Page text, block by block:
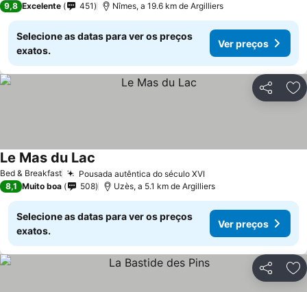
9,8 Excelente 451 Nîmes, a 19.6 km de Argilliers
Selecione as datas para ver os preços
exatos.
Ver preços
Partilhar
Bed & Breakfast Pousada autêntica do século XVI
Le Mas du Lac
8,1 Muito boa 508 Uzès, a 5.1 km de Argilliers
Selecione as datas para ver os preços
exatos.
Ver preços
Partilhar